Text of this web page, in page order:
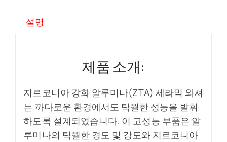
설명
제품 소개:
지르코니아 강화 알루미나(ZTA) 세라믹 와셔
는 까다로운 환경에서도 탁월한 성능을 발휘
하도록 설계되었습니다. 이 고성능 부품은 알
루미나의 탁월한 경도 및 강도와 지르코니아